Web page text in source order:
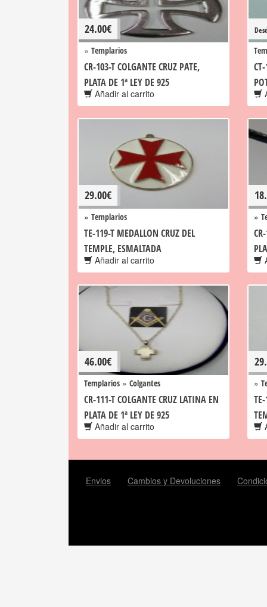
24.00€
» Templarios
CR-103-T COLGANTE CRUZ PATE,
PLATA DE 1ª LEY DE 925
Añadir al carrito
29.00€
» Templarios
TE-119-T MEDALLON CRUZ DEL
TEMPLE, ESMALTADA
Añadir al carrito
»
46.00€
Templarios » Colgantes
CR-111-T COLGANTE CRUZ LATINA EN
PLATA DE 1ª LEY DE 925
Añadir al carrito
»
Envios Cambios y Devoluciones